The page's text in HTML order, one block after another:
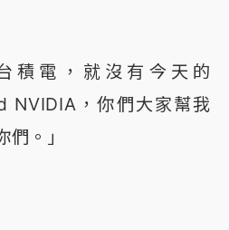
積電，就沒有今天的
NVIDIA，你們大家幫我
。」